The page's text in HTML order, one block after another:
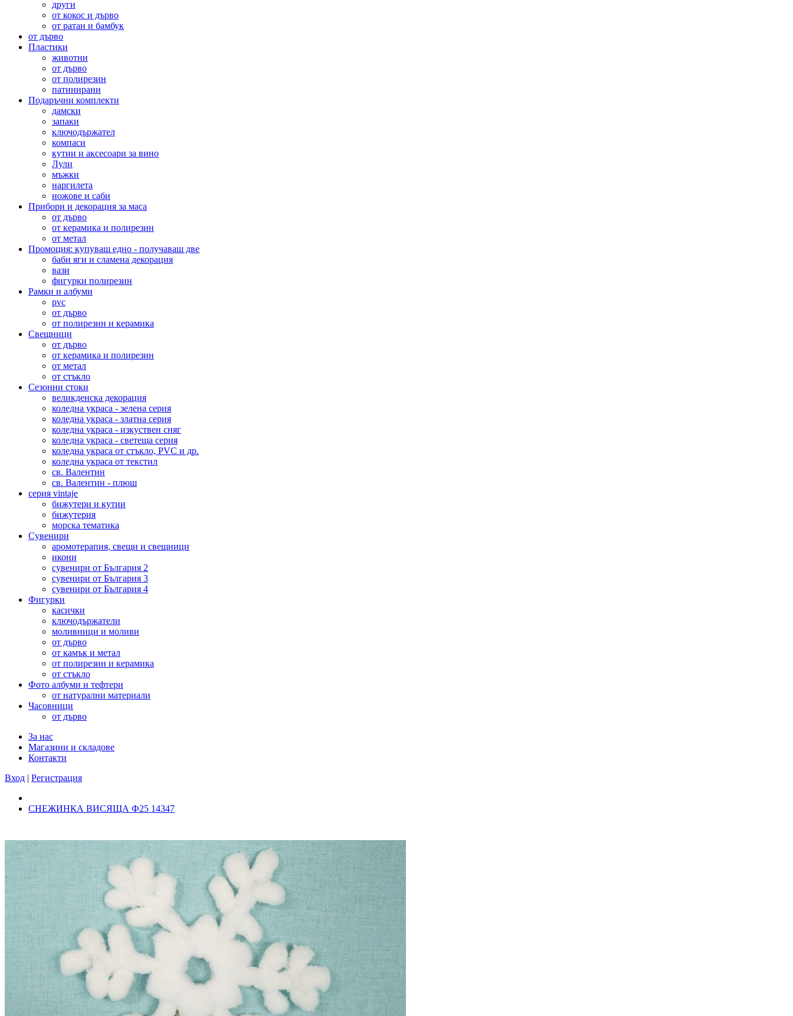
други
от кокос и дърво
от ратан и бамбук
от дърво
Пластики
животни
от дърво
от полирезин
патинирани
Подаръчни комплекти
дамски
запаки
ключодържател
компаси
кутии и аксесоари за вино
Лули
мъжки
наргилета
ножове и саби
Прибори и декорация за маса
от дърво
от керамика и полирезин
от метал
Промоция: купуваш едно - получаваш две
баби яги и сламена декорация
вази
фигурки полирезин
Рамки и албуми
pvc
от дърво
от полирезин и керамика
Свещници
от дърво
от керамика и полирезин
от метал
от стъкло
Сезонни стоки
великденска декорация
коледна украса - зелена серия
коледна украса - златна серия
коледна украса - изкуствен сняг
коледна украса - светеща серия
коледна украса от стъкло, PVC и др.
коледна украса от текстил
св. Валентин
св. Валентин - плюш
серия vintaje
бижутери и кутии
бижутерия
морска тематика
Сувенири
аромотерапия, свещи и свещници
икони
сувенири от България 2
сувенири от България 3
сувенири от България 4
Фигурки
касички
ключодържатели
моливници и моливи
от дърво
от камък и метал
от полирезин и керамика
от стъкло
Фото албуми и тефтери
от натурални материали
Часовници
от дърво
За нас
Магазини и складове
Контакти
Вход | Регистрация
СНЕЖИНКА ВИСЯЩА Ф25 14347